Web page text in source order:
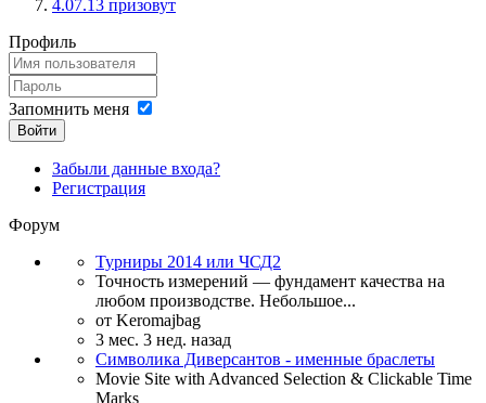
4.07.13 призовут
Профиль
Запомнить меня
Войти
Забыли данные входа?
Регистрация
Форум
Турниры 2014 или ЧСД2
Точность измерений — фундамент качества на
любом производстве. Небольшое...
от Keromajbag
3 мес. 3 нед. назад
Символика Диверсантов - именные браслеты
Movie Site with Advanced Selection & Clickable Time
Marks